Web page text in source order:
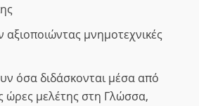
αξιοποιώντας μνημοτεχνικές
όσα διδάσκονται μέσα από
ώρες μελέτης στη Γλώσσα,